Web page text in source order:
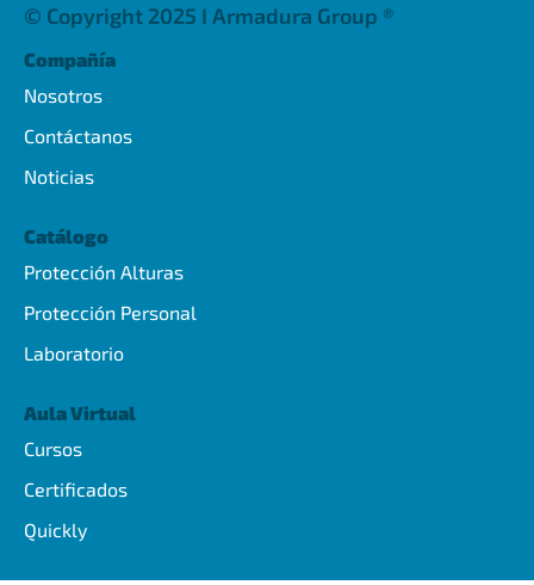
© Copyright 2025 I Armadura Group ®
Compañía
Nosotros
Contáctanos
Noticias
Catálogo
Protección Alturas
Protección Personal
Laboratorio
Aula Virtual
Cursos
Certificados
Quickly